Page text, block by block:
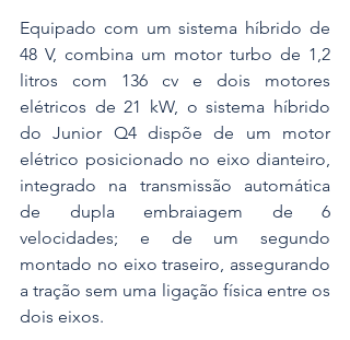
Equipado com um sistema híbrido de
48 V, combina um motor turbo de 1,2
litros com 136 cv e dois motores
elétricos de 21 kW, o sistema híbrido
do Junior Q4 dispõe de um motor
elétrico posicionado no eixo dianteiro,
integrado na transmissão automática
de dupla embraiagem de 6
velocidades; e de um segundo
montado no eixo traseiro, assegurando
a tração sem uma ligação física entre os
dois eixos.